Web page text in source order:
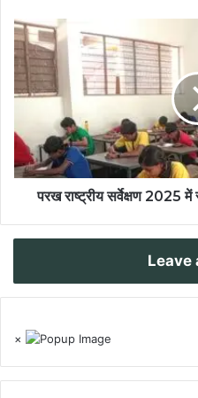
परख राष्ट्रीय सर्वेक्षण 2025 में
Leave
×